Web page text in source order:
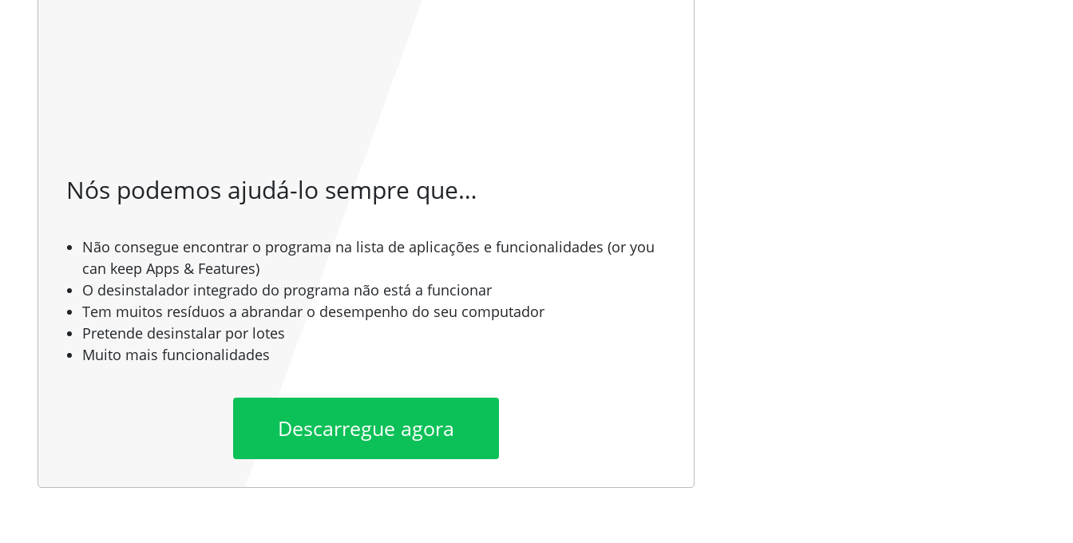
Nós podemos ajudá-lo sempre que…
Não consegue encontrar o programa na lista de aplicações e funcionalidades (or you
can keep Apps & Features)
O desinstalador integrado do programa não está a funcionar
Tem muitos resíduos a abrandar o desempenho do seu computador
Pretende desinstalar por lotes
Muito mais funcionalidades
Descarregue agora